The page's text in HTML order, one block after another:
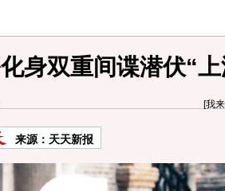
身双重间谍潜伏“
[我
来源： 天天新报